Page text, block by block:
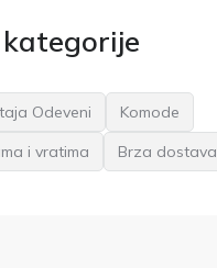
kategorije
Odeveni
Komode
i vratima
Brza dostava